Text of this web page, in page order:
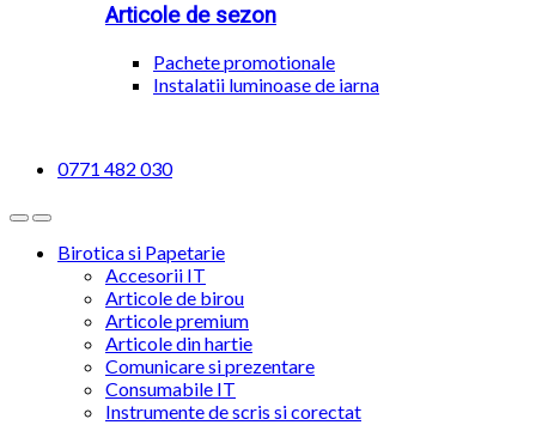
Articole de sezon
Pachete promotionale
Instalatii luminoase de iarna
0771 482 030
Birotica si Papetarie
Accesorii IT
Articole de birou
Articole premium
Articole din hartie
Comunicare si prezentare
Consumabile IT
Instrumente de scris si corectat